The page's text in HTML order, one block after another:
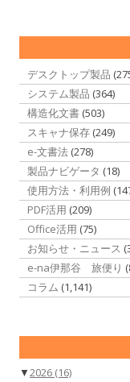
デスクトップ製品
システム製品 (364)
構造化文書 (503)
スキャナ保存 (249)
e-文書法 (278)
製品ナビゲータ (18)
使用方法・利用例
PDF活用 (209)
Office活用 (75)
お知らせ・ニュース
e-na伊那谷 旅便り
コラム (1,141)
▼2026 (16)